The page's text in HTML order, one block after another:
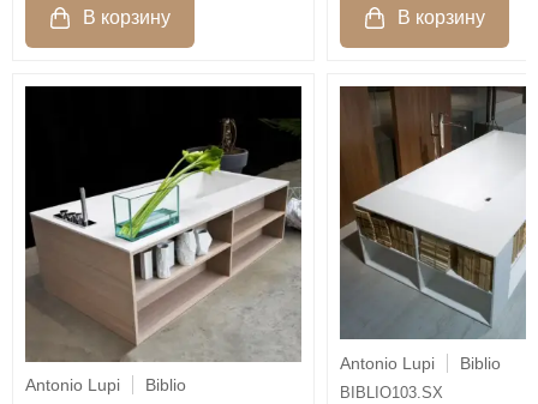
Antonio Lupi Biblio
Antonio Lupi Biblio
BIBLIO103.SX